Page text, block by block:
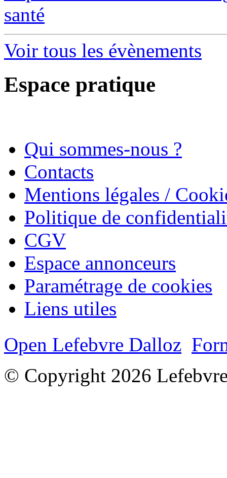
santé
Voir tous les évènements
Espace pratique
Qui sommes-nous ?
Contacts
Mentions légales /
Politique de
CGV
Espace annonceurs
Paramétrage de cookies
Liens utiles
Open Lefebvre Dalloz
© Copyright 2026